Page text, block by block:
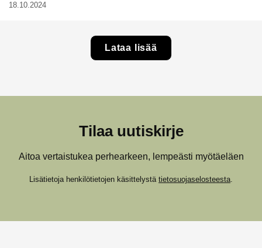
18.10.2024
Lataa lisää
Tilaa uutiskirje
Aitoa vertaistukea perhearkeen, lempeästi myötäeläen
Lisätietoja henkilötietojen käsittelystä tietosuojaselosteesta